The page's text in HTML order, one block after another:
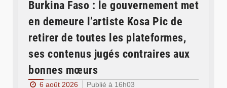
Burkina Faso : le gouvernement met
en demeure l’artiste Kosa Pic de
retirer de toutes les plateformes,
ses contenus jugés contraires aux
bonnes mœurs
6 août 2026
Publié à 16h03